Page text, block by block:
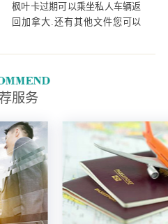
枫叶卡过期可以乘坐私人车辆返
回加拿大.还有其他文件您可以
如果您计划再次到加拿大境外旅
服务